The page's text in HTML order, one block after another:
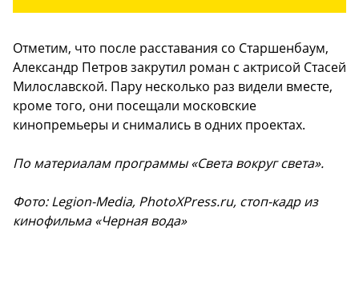
Отметим, что после расставания со Старшенбаум,
Александр Петров закрутил роман с актрисой Стасей
Милославской. Пару несколько раз видели вместе,
кроме того, они посещали московские
кинопремьеры и снимались в одних проектах.
По материалам программы «Света вокруг света».
Фото: Legion-Media, PhotoXPress.ru, стоп-кадр из
кинофильма «Черная вода»